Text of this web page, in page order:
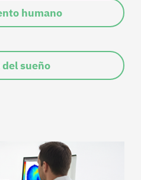
humano
del sueño